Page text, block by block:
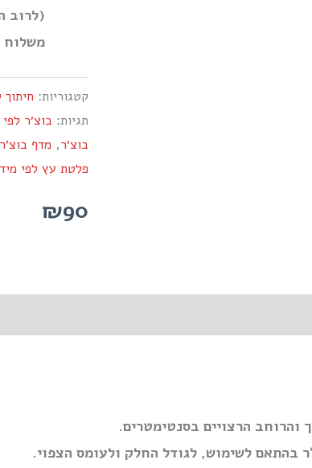
(לרוב
משלוח
קטגוריות:
תגיות: בוצ׳ר
בוצ׳ר, מדף בוצ׳ר
פלטת עץ לפי
₪90
הרצויים בסנטימטרים.
בהתאם לשימוש, לגודל החלק ולעומס הצפוי.